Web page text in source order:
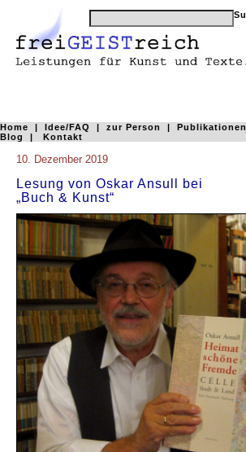
Home | Idee/FAQ | zur Person | Publikationen
Blog
| Kontakt
10. Dezember 2019
Lesung von Oskar Ansull bei
„Buch & Kunst“